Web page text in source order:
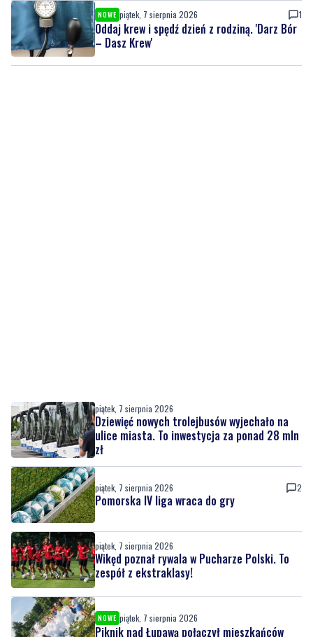
piątek, 7 sierpnia 2026 2
Pomorska IV liga wraca do gry
piątek, 7 sierpnia 2026
Wikęd poznał rywala w Pucharze Polski. To
NOWE piątek, 7 sierpnia 2026
Piknik nad Łupawą połączył mieszkańców
NOWE piątek, 7 sierpnia 2026
Przed nami weekend. Nie masz jeszcze